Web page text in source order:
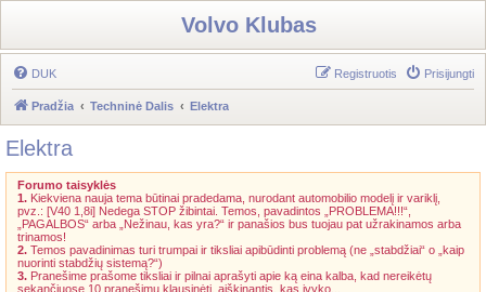
Volvo Klubas
DUK Prisijungti
Registruotis
Pradžia Techninė Dalis Elektra
Elektra
Forumo taisyklės
1. Kiekviena nauja tema būtinai pradedama, nurodant automobilio modelį ir variklį,
pvz.: [V40 1,8i] Nedega STOP žibintai. Temos, pavadintos „PROBLEMA!!!“,
„PAGALBOS“ arba „Nežinau, kas yra?“ ir panašios bus tuojau pat užrakinamos arba
trinamos!
2. Temos pavadinimas turi trumpai ir tiksliai apibūdinti problemą (ne „stabdžiai“ o „kaip
nuorinti stabdžių sistemą?“)
3. Pranešime prašome tiksliai ir pilnai aprašyti apie ką eina kalba, kad nereikėtų
sekančiuose 10 pranešimų klausinėti, aiškinantis, kas įvyko...